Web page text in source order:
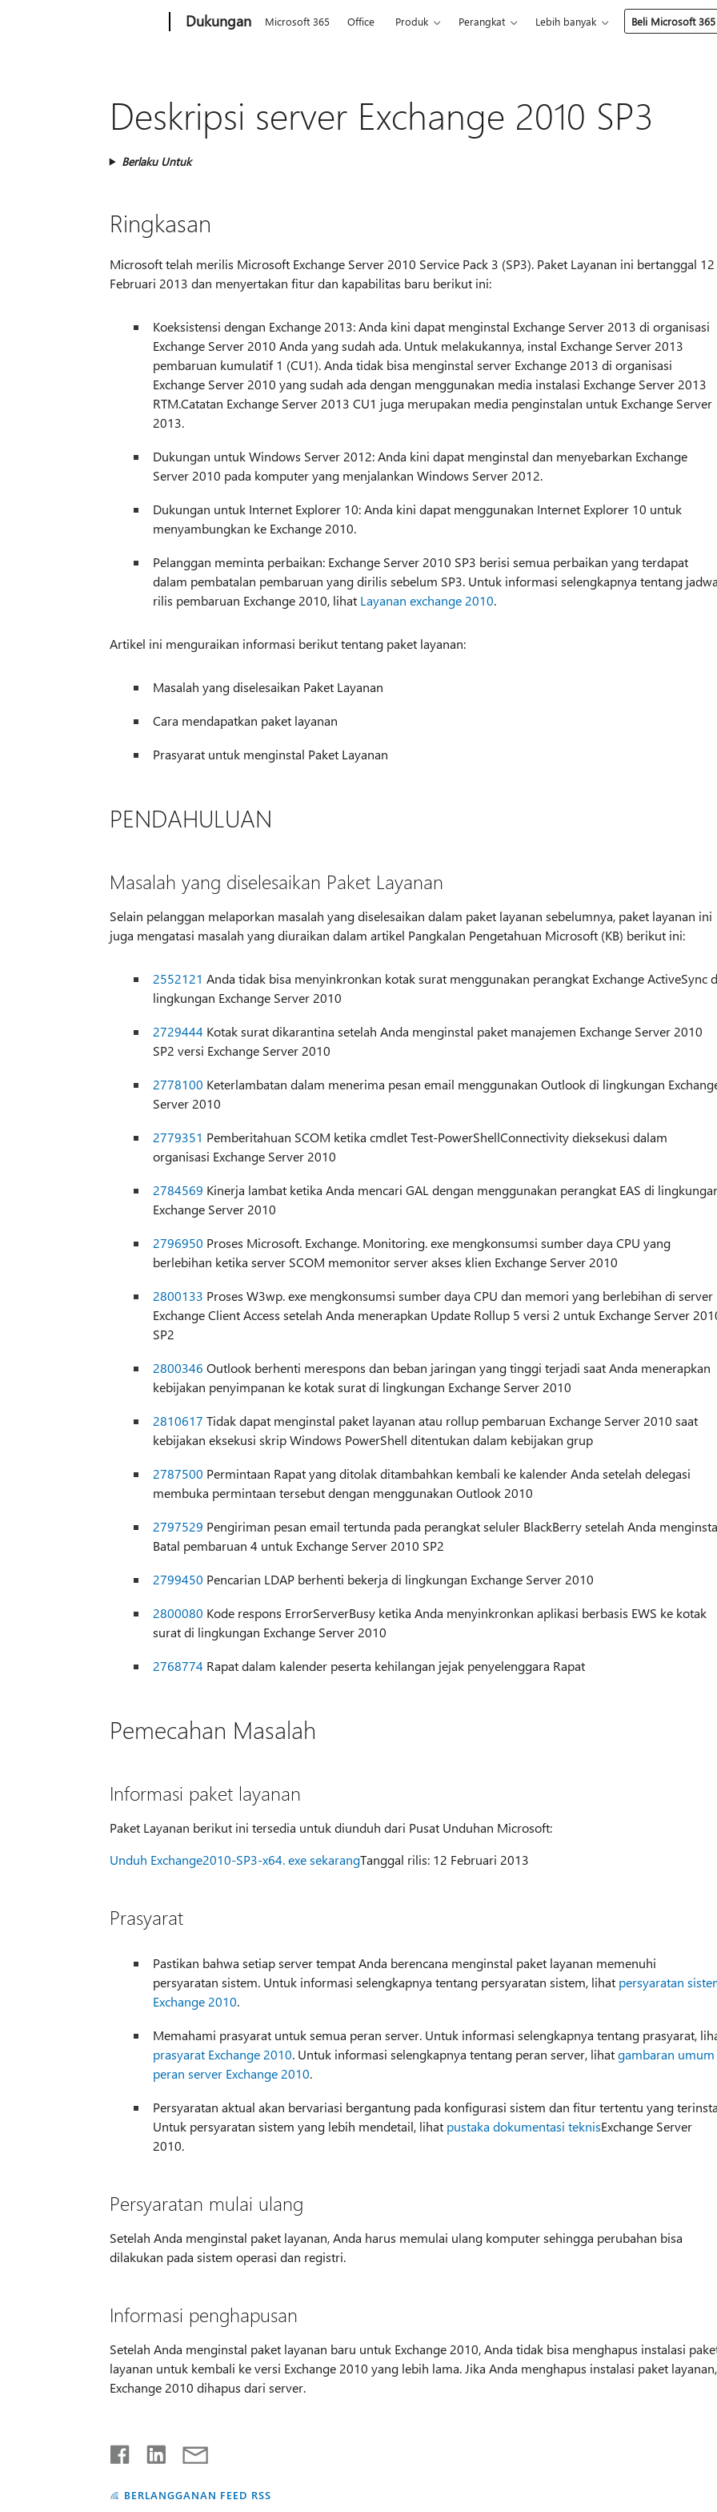
Dukungan Microsoft 365 Office Produk Perangkat Lebih banyak Beli Microsoft 365
Deskripsi server Exchange 2010 SP3
Berlaku Untuk
Ringkasan
Microsoft telah merilis Microsoft Exchange Server 2010 Service Pack 3 (SP3). Paket Layanan ini bertanggal 12
Februari 2013 dan menyertakan fitur dan kapabilitas baru berikut ini:
Koeksistensi dengan Exchange 2013: Anda kini dapat menginstal Exchange Server 2013 di organisasi
Exchange Server 2010 Anda yang sudah ada. Untuk melakukannya, instal Exchange Server 2013
pembaruan kumulatif 1 (CU1). Anda tidak bisa menginstal server Exchange 2013 di organisasi
Exchange Server 2010 yang sudah ada dengan menggunakan media instalasi Exchange Server 2013
RTM.Catatan Exchange Server 2013 CU1 juga merupakan media penginstalan untuk Exchange Server
2013.
Dukungan untuk Windows Server 2012: Anda kini dapat menginstal dan menyebarkan Exchange
Server 2010 pada komputer yang menjalankan Windows Server 2012.
Dukungan untuk Internet Explorer 10: Anda kini dapat menggunakan Internet Explorer 10 untuk
menyambungkan ke Exchange 2010.
Pelanggan meminta perbaikan: Exchange Server 2010 SP3 berisi semua perbaikan yang terdapat
dalam pembatalan pembaruan yang dirilis sebelum SP3. Untuk informasi selengkapnya tentang
rilis pembaruan Exchange 2010, lihat Layanan exchange 2010.
Artikel ini menguraikan informasi berikut tentang paket layanan:
Masalah yang diselesaikan Paket Layanan
Cara mendapatkan paket layanan
Prasyarat untuk menginstal Paket Layanan
PENDAHULUAN
Masalah yang diselesaikan Paket Layanan
Selain pelanggan melaporkan masalah yang diselesaikan dalam paket layanan sebelumnya, paket layanan ini
juga mengatasi masalah yang diuraikan dalam artikel Pangkalan Pengetahuan Microsoft (KB) berikut ini:
2552121 Anda tidak bisa menyinkronkan kotak surat menggunakan perangkat Exchange ActiveSync
lingkungan Exchange Server 2010
2729444 Kotak surat dikarantina setelah Anda menginstal paket manajemen Exchange Server 2010
SP2 versi Exchange Server 2010
2778100 Keterlambatan dalam menerima pesan email menggunakan Outlook di lingkungan
Server 2010
2779351 Pemberitahuan SCOM ketika cmdlet Test-PowerShellConnectivity dieksekusi dalam
organisasi Exchange Server 2010
2784569 Kinerja lambat ketika Anda mencari GAL dengan menggunakan perangkat EAS di
Exchange Server 2010
2796950 Proses Microsoft. Exchange. Monitoring. exe mengkonsumsi sumber daya CPU yang
berlebihan ketika server SCOM memonitor server akses klien Exchange Server 2010
2800133 Proses W3wp. exe mengkonsumsi sumber daya CPU dan memori yang berlebihan di server
Exchange Client Access setelah Anda menerapkan Update Rollup 5 versi 2 untuk Exchange Server
SP2
2800346 Outlook berhenti merespons dan beban jaringan yang tinggi terjadi saat Anda menerapkan
kebijakan penyimpanan ke kotak surat di lingkungan Exchange Server 2010
2810617 Tidak dapat menginstal paket layanan atau rollup pembaruan Exchange Server 2010 saat
kebijakan eksekusi skrip Windows PowerShell ditentukan dalam kebijakan grup
2787500 Permintaan Rapat yang ditolak ditambahkan kembali ke kalender Anda setelah delegasi
membuka permintaan tersebut dengan menggunakan Outlook 2010
2797529 Pengiriman pesan email tertunda pada perangkat seluler BlackBerry setelah Anda
Batal pembaruan 4 untuk Exchange Server 2010 SP2
2799450 Pencarian LDAP berhenti bekerja di lingkungan Exchange Server 2010
2800080 Kode respons ErrorServerBusy ketika Anda menyinkronkan aplikasi berbasis EWS ke kotak
surat di lingkungan Exchange Server 2010
2768774 Rapat dalam kalender peserta kehilangan jejak penyelenggara Rapat
Pemecahan Masalah
Informasi paket layanan
Paket Layanan berikut ini tersedia untuk diunduh dari Pusat Unduhan Microsoft:
Unduh Exchange2010-SP3-x64. exe sekarangTanggal rilis: 12 Februari 2013
Prasyarat
Pastikan bahwa setiap server tempat Anda berencana menginstal paket layanan memenuhi
persyaratan sistem. Untuk informasi selengkapnya tentang persyaratan sistem, lihat persyaratan
Exchange 2010.
Memahami prasyarat untuk semua peran server. Untuk informasi selengkapnya tentang prasyarat,
prasyarat Exchange 2010. Untuk informasi selengkapnya tentang peran server, lihatgambaran umum
peran server Exchange 2010.
Persyaratan aktual akan bervariasi bergantung pada konfigurasi sistem dan fitur tertentu yang
Untuk persyaratan sistem yang lebih mendetail, lihat pustaka dokumentasi teknisExchange Server
2010.
Persyaratan mulai ulang
Setelah Anda menginstal paket layanan, Anda harus memulai ulang komputer sehingga perubahan bisa
dilakukan pada sistem operasi dan registri.
Informasi penghapusan
Setelah Anda menginstal paket layanan baru untuk Exchange 2010, Anda tidak bisa menghapus instalasi
layanan untuk kembali ke versi Exchange 2010 yang lebih lama. Jika Anda menghapus instalasi paket layanan,
Exchange 2010 dihapus dari server.
BERLANGGANAN FEED RSS